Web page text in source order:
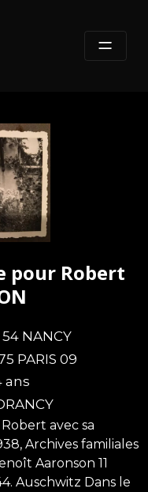
pour Robert
NANCY
PARIS 09
ans
avec sa
Archives familiales
Aaronson 11
Auschwitz Dans le